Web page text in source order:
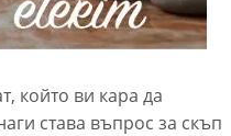
който ви кара да
става въпрос за скъп